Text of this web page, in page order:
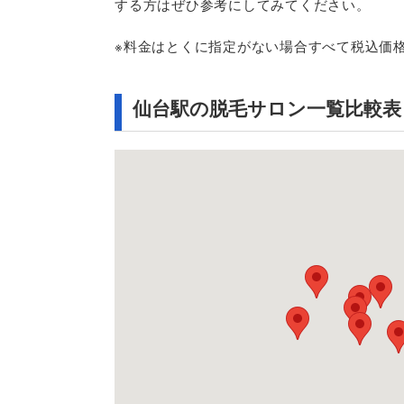
する方はぜひ参考にしてみてください。
※料金はとくに指定がない場合すべて税込価
仙台駅の脱毛サロン一覧比較表